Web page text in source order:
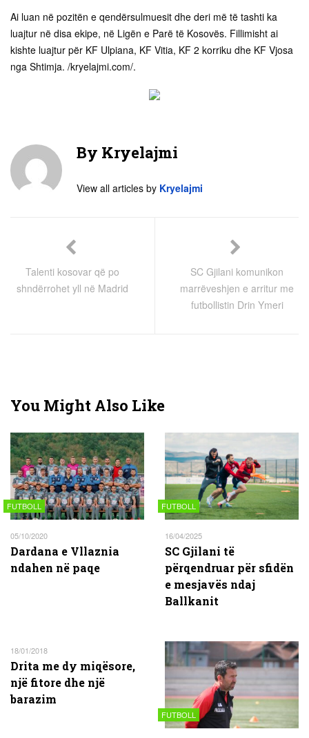
Ai luan në pozitën e qendërsulmuesit dhe deri më të tashti ka
luajtur në disa ekipe, në Ligën e Parë të Kosovës. Fillimisht ai
kishte luajtur për KF Ulpiana, KF Vitia, KF 2 korriku dhe KF Vjosa
nga Shtimja. /kryelajmi.com/.
By Kryelajmi
View all articles by Kryelajmi
Talenti kosovar që po
shndërrohet yll në Madrid
SC Gjilani komunikon
marrëveshjen e arritur me
futbollistin Drin Ymeri
You Might Also Like
FUTBOLL
05/10/2020
Dardana e Vllaznia
ndahen në paqe
FUTBOLL
16/04/2025
SC Gjilani të
përqendruar për sfidën
e mesjavës ndaj
Ballkanit
18/01/2018
Drita me dy miqësore,
një fitore dhe një
barazim
FUTBOLL